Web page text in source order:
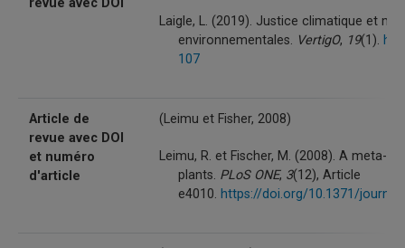
Laigle, L. (2019). Justice climatique et
environnementales. VertigO, 19(1).
107
Article de
revue avec DOI
et numéro
d'article
(Leimu et Fisher, 2008)
Leimu, R. et Fischer, M. (2008). A meta-
plants. PLoS ONE, 3(12), Article
e4010. https://doi.org/10.1371/